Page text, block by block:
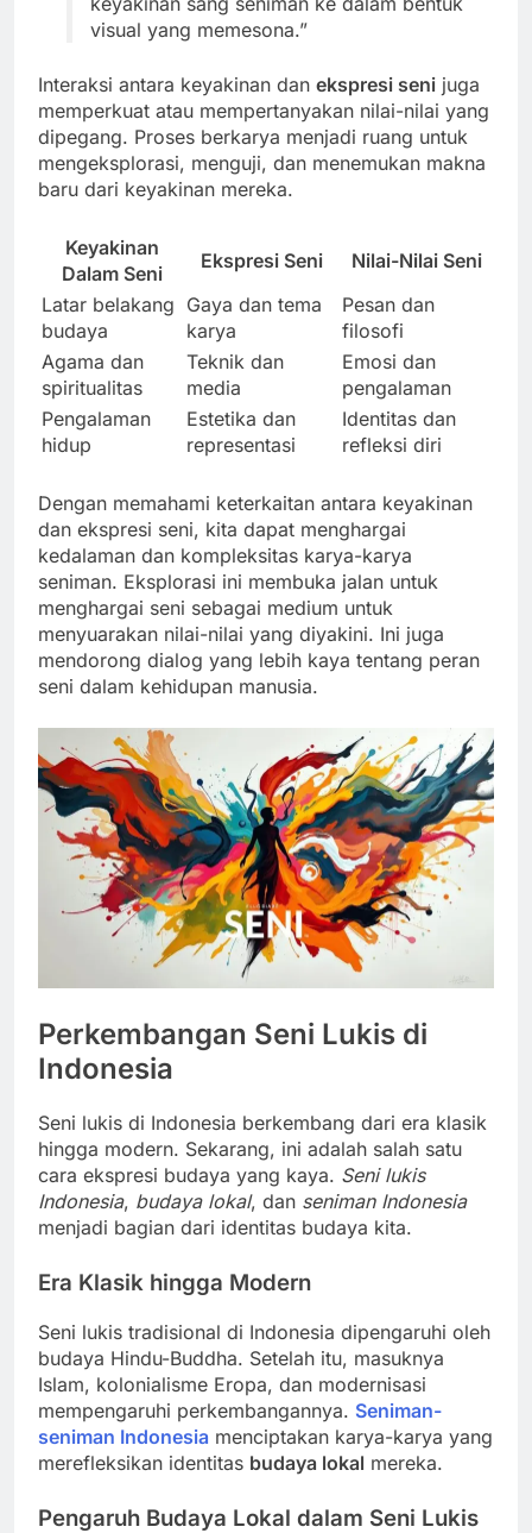
visual yang memesona.”
Interaksi antara keyakinan dan ekspresi seni juga
memperkuat atau mempertanyakan nilai-nilai yang
dipegang. Proses berkarya menjadi ruang untuk
mengeksplorasi, menguji, dan menemukan makna
baru dari keyakinan mereka.
Keyakinan
Dalam Seni
Ekspresi Seni
Nilai-Nilai Seni
Latar belakang
budaya
Gaya dan tema
karya
Pesan dan
filosofi
Agama dan
spiritualitas
Teknik dan
media
Emosi dan
pengalaman
Pengalaman
hidup
Estetika dan
representasi
Identitas dan
refleksi diri
Dengan memahami keterkaitan antara keyakinan
dan ekspresi seni, kita dapat menghargai
kedalaman dan kompleksitas karya-karya
seniman. Eksplorasi ini membuka jalan untuk
menghargai seni sebagai medium untuk
menyuarakan nilai-nilai yang diyakini. Ini juga
mendorong dialog yang lebih kaya tentang peran
seni dalam kehidupan manusia.
Perkembangan Seni Lukis di
Indonesia
Seni lukis di Indonesia berkembang dari era klasik
hingga modern. Sekarang, ini adalah salah satu
cara ekspresi budaya yang kaya. Seni lukis
Indonesia, budaya lokal, dan seniman Indonesia
menjadi bagian dari identitas budaya kita.
Era Klasik hingga Modern
Seni lukis tradisional di Indonesia dipengaruhi oleh
budaya Hindu-Buddha. Setelah itu, masuknya
Islam, kolonialisme Eropa, dan modernisasi
mempengaruhi perkembangannya. Seniman-
seniman Indonesia menciptakan karya-karya yang
merefleksikan identitas budaya lokal mereka.
Pengaruh Budaya Lokal dalam Seni Lukis